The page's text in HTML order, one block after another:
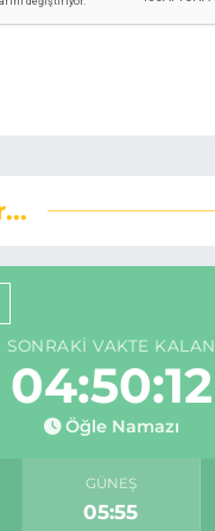
SONRAKI VAKTE KALAN
04:50:11
Öğle Namazı
GÜNEŞ
05:55